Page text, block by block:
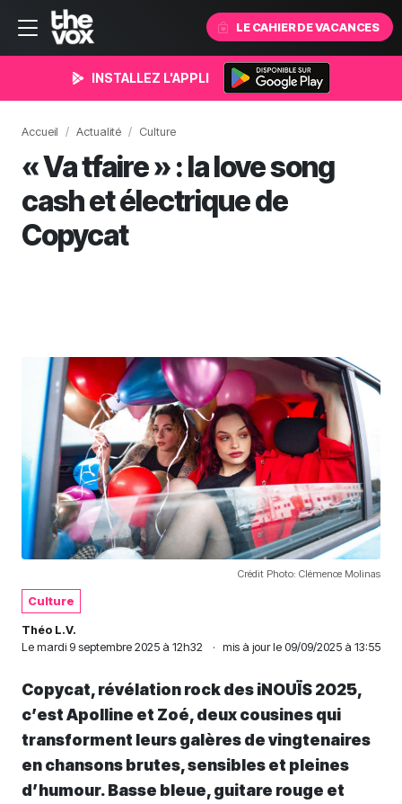
LE CAHIER DE VACANCES
INSTALLEZ L'APPLI
Accueil Actualité Culture
« Va tfaire » : la love song
cash et électrique de
Copycat
Crédit Photo: Clémence Molinas
Culture
Théo L.V.
Le mardi 9 septembre 2025 à 12h32 · mis à jour le 09/09/2025 à 13:55
Copycat, révélation rock des iNOUÏS 2025,
c’est Apolline et Zoé, deux cousines qui
transforment leurs galères de vingtenaires
en chansons brutes, sensibles et pleines
d’humour. Basse bleue, guitare rouge et